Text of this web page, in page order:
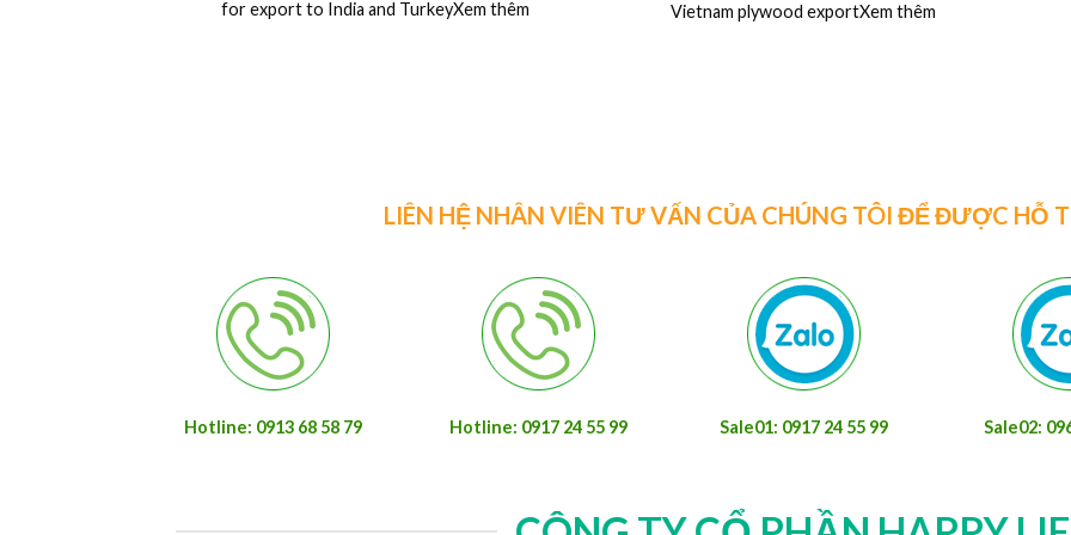
for export to India and TurkeyXem thêm
Vietnam plywood exportXem thêm
LIÊN HỆ NHÂN VIÊN TƯ VẤN CỦA CHÚNG TÔI ĐỂ ĐƯỢC HỖ
Hotline: 0913 68 58 79 Hotline: 0917 24 55 99 Sale01: 0917 24 55 99 Sale02: